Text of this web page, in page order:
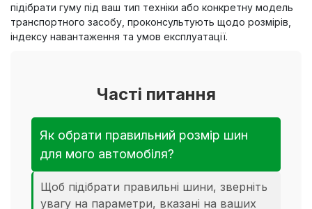
підібрати гуму під ваш тип техніки або конкретну модель
транспортного засобу, проконсультують щодо розмірів,
індексу навантаження та умов експлуатації.
Часті питання
Як обрати правильний розмір шин
для мого автомобіля?
Щоб підібрати правильні шини, зверніть
увагу на параметри, вказані на ваших